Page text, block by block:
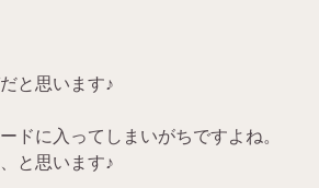
と思います♪
ドに入ってしまいがちですよね。
と思います♪